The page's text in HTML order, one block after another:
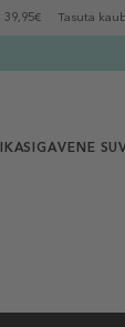
39,95€ Tasuta
IGAVENE